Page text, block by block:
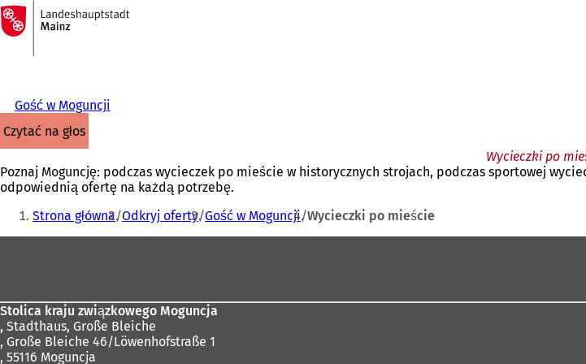
Przejdź do treści
Do
strony
głównej
Gość w Moguncji
czytać na głos
Wycieczki po
Poznaj Moguncję: podczas wycieczek po mieście w historycznych strojach, podczas sportowej
odpowiednią ofertę na każdą potrzebę.
Jesteś
tutaj:
Strona główna Odkryj oferty Gość w Moguncji Wycieczki po mieście
Stolica kraju związkowego Moguncja
, Stadthaus, Große Bleiche
, Große Bleiche 46/Löwenhofstraße 1
, 55116 Moguncja